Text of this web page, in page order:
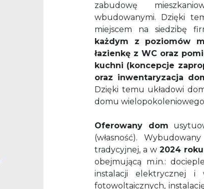
zabudowę
wbudowanymi. Dzięki
miejscem na siedzibę
każdym z poziomów
łazienkę z WC oraz
kuchni (koncepcje
oraz inwentaryzacja
Dzięki temu układowi
domu
Oferowany dom
(własność).
tradycyjnej, a w 2024 roku
obejmującą m.in.:
instalacji elektrycznej i
fotowoltaicznych,